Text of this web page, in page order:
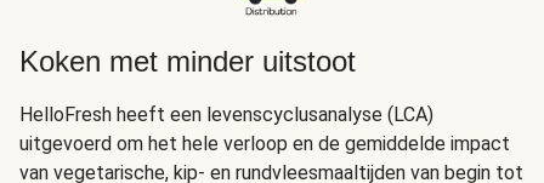
Koken met minder uitstoot
HelloFresh heeft een levenscyclusanalyse (LCA)
uitgevoerd om het hele verloop en de gemiddelde impact
van vegetarische, kip- en rundvleesmaaltijden van begin tot